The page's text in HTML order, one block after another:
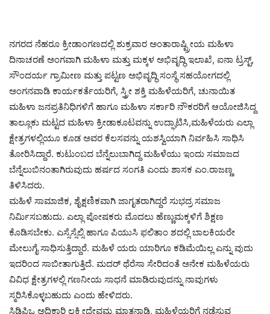
ನಗರದ ನೆಹರೂ ಕ್ರೀಡಾಂಗಣದಲ್ಲಿ ಶುಕ್ರವಾರ ಅಂತಾರಾಷ್ಟ್ರೀಯ ಮಹಿಳಾ
ದಿನಾಚರಣೆ ಅಂಗವಾಗಿ ಮಹಿಳಾ ಮತ್ತು ಮಕ್ಕಳ ಅಭಿವೃದ್ಧಿ ಇಲಾಖೆ, ಐನಾ ಟ್ರಸ್ಟ್‌,
ಸೌಂದರ್ಯ ಗ್ರಾಮೀಣ ಮತ್ತು ಪಟ್ಟಣ ಅಭಿವೃದ್ಧಿ ಸಂಸ್ಥೆ ಸಹಯೋಗದಲ್ಲಿ
ಅಂಗನವಾಡಿ ಕಾರ್ಯಕರ್ತೆಯರಿಗೆ, ಸ್ತ್ರೀ ಶಕ್ತಿ ಮಹಿಳೆಯರಿಗೆ, ಚುನಾಯಿತ
ಮಹಿಳಾ ಜನಪ್ರತಿನಿಧಿಗಳಿಗೆ ಹಾಗೂ ಮಹಿಳಾ ಸರ್ಕಾರಿ ನೌಕರರಿಗೆ ಆಯೋಜಿಸಿದ್ದ
ತಾಲ್ಲೂಕು ಮಟ್ಟದ ಮಹಿಳಾ ಕ್ರೀಡಾಕೂಟವನ್ನು ಉದ್ಘಾಟಿಸಿ,ಮಹಿಳೆಯರು ಎಲ್ಲಾ
ಕ್ಷೇತ್ರಗಳಲ್ಲಿಯೂ ಕೂಡ ಅವರ ಕೆಲಸವನ್ನು ಯಶಸ್ವಿಯಾಗಿ ನಿರ್ವಹಿಸಿ ಸಾಧಿಸಿ
ತೋರಿಸಿದ್ದಾರೆ. ಕುಟುಂಬದ ಬೆನ್ನೆಲುಬಾಗಿದ್ದ ಮಹಿಳೆಯು ಇಂದು ಸಮಾಜದ
ಬೆನ್ನೆಲುಬಿನಂತಾಗಿರುವುದು ಹರ್ಷದ ಸಂಗತಿ ಎಂದು ಶಾಸಕ ಎಂ.ರಾಜಣ್ಣ
ತಿಳಿಸಿದರು.
ಮಹಿಳೆ ಸಾಮಾಜಿಕ, ಶೈಕ್ಷಣಿಕವಾಗಿ ಜಾಗೃತರಾಗಿದ್ದರೆ ಸುಭದ್ರ ಸಮಾಜ
ನಿರ್ಮಿಸಬಹುದು. ಎಲ್ಲಾ ಪೋಷಕರು ಮೊದಲು ಹೆಣ್ಣುಮಕ್ಕಳಿಗೆ ಶಿಕ್ಷಣ
ಕೊಡಿಸಬೇಕು. ಎಸ್ಸೆಸ್ಸೆಲ್ಸಿ ಹಾಗೂ ಪಿಯುಸಿ ಫಲಿತಾಂ ಶದಲ್ಲಿ ಬಾಲಕಿಯರೇ
ಮೇಲುಗೈ ಸಾಧಿಸುತ್ತಿದ್ದಾರೆ. ಮಹಿಳೆ ಯರು ಯಾರಿಗೂ ಕಡಿಮೆಯಿಲ್ಲ ಎನ್ನು ವುದು
ಇದರಿಂದ ಸಾಬೀತಾಗುತ್ತಿದೆ. ಮದರ್‌ ಥೆರೆಸಾ ಸೇರಿದಂತೆ ಅನೇಕ ಮಹಿಳೆಯರು
ವಿವಿಧ ಕ್ಷೇತ್ರಗಳಲ್ಲಿ ಗಣನೀಯ ಸಾಧನೆ ಮಾಡಿರುವುದನ್ನು ನಾವುಗಳು
ಸ್ಮರಿಸಿಕೊಳ್ಳಬಹುದು ಎಂದು ಹೇಳಿದರು.
ಸಿಡಿಪಿಒ ಅಧಿಕಾರಿ ಲಕ್ಷ್ಮೀದೇವಮ್ಮ ಮಾತನಾಡಿ, ಮಹಿಳೆಯರಿಗೆ ನಡೆಸುವ